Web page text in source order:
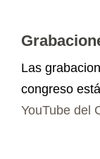
Las
congreso
YouTube del